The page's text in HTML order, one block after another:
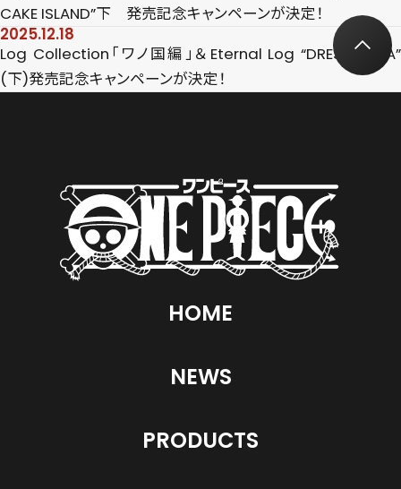
CAKE ISLAND”下 発売記念キャンペーンが決定！
2025.12.18
Log Collection「ワノ国編」＆Eternal Log “DRESS ROSA”
(下)発売記念キャンペーンが決定！
HOME
NEWS
PRODUCTS